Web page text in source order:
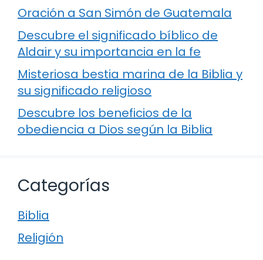
Oración a San Simón de Guatemala
Descubre el significado bíblico de
Aldair y su importancia en la fe
Misteriosa bestia marina de la Biblia y
su significado religioso
Descubre los beneficios de la
obediencia a Dios según la Biblia
Categorías
Biblia
Religión